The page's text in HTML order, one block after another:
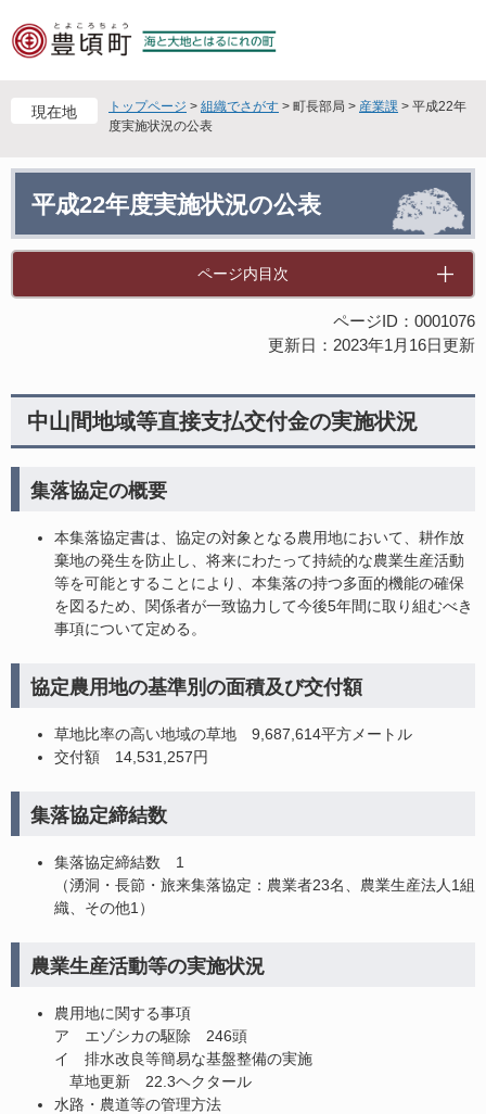
ー
す
ニ
し
文
現在地 トップページ > 組織でさがす > 町長部局 > 産業課 > 平成22年
度実施状況の公表
平成22年度実施状況の公表
ページ内目次
ページID：0001076
更新日：2023年1月16日更新
中山間地域等直接支払交付金の実施状況
集落協定の概要
本集落協定書は、協定の対象となる農用地において、耕作放
棄地の発生を防止し、将来にわたって持続的な農業生産活動
等を可能とすることにより、本集落の持つ多面的機能の確保
を図るため、関係者が一致協力して今後5年間に取り組むべき
事項について定める。
協定農用地の基準別の面積及び交付額
草地比率の高い地域の草地 9,687,614平方メートル
交付額 14,531,257円
集落協定締結数
集落協定締結数 1
（湧洞・長節・旅来集落協定：農業者23名、農業生産法人1組
織、その他1）
農業生産活動等の実施状況
農用地に関する事項
ア エゾシカの駆除 246頭
イ 排水改良等簡易な基盤整備の実施
草地更新 22.3ヘクタール
水路・農道等の管理方法